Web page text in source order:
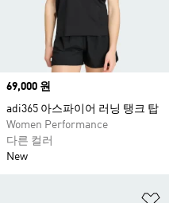
Price
69,000 원
adi365 아스파이어 러닝 탱크 탑
Women Performance
다른 컬러
New